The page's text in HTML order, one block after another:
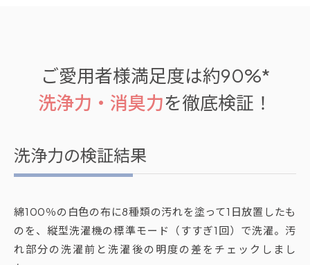
ご愛用者様満足度は約90%*
洗浄力・消臭力を徹底検証！
洗浄力の検証結果
綿100％の白色の布に8種類の汚れを塗って1日放置したも
のを、縦型洗濯機の標準モード（すすぎ1回）で洗濯。汚
れ部分の洗濯前と洗濯後の明度の差をチェックしまし